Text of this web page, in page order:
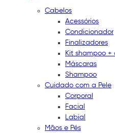
Cabelos
Acessórios
Condicionador
Finalizadores
Kit shampoo
Máscaras
Shampoo
Cuidado com a Pele
Corporal
Facial
Labial
Mãos e Pés